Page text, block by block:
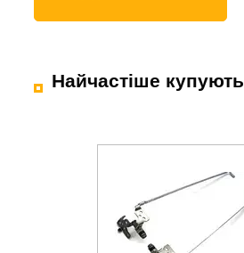
Найчастіше купують